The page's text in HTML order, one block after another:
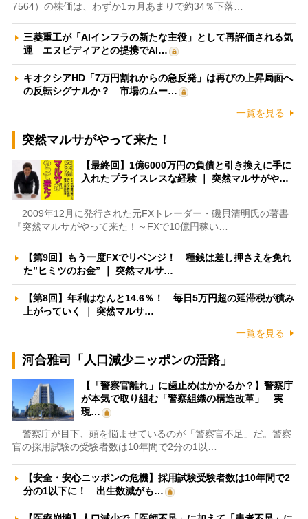
7564）の株価は、わずか1カ月あまりで約34％下落…
三菱重工が「AIインフラの新たな主役」として再評価される気
運 エヌビディアとの提携でAI…
キオクシアHD「7万円割れからの急反発」は再びの上昇局面へ
の反転シグナルか？ 市場のムー…
一覧を見る
突然マルサがやって来た！
【最終回】1億6000万円の負債と引き換えに手に
入れたプライスレスな経験 ｜ 突然マルサがや…
2009年12月に発行された元FXトレーダー・磯貝清明氏の著書
『突然マルサがやって来た！～FXで10億円稼い…
【第9回】もう一度FXでリベンジ！ 種銭は差し押さえを免れ
た”ヒミツのお金” ｜ 突然マルサ…
【第8回】年利はなんと14.6％！ 毎日5万円超の延滞税が積み
上がっていく ｜ 突然マルサ…
一覧を見る
河合雅司「人口減少ニッポンの活路」
【「警察官離れ」に歯止めはかかるか？】警察庁
が本気で取り組む「警察組織の構造改革」 実
現…
警察庁が目下、頭を悩ませているのが「警察官不足」だ。警察
官の採用試験の受験者数は10年間で2分の1以…
【安全・安心ニッポンの危機】採用試験受験者数は10年間で2
分の1以下に！ 出生数減がも…